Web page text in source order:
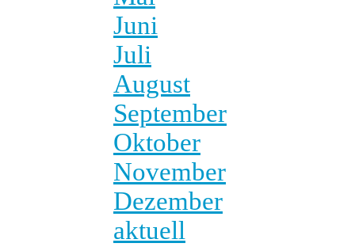
Juni
Juli
August
September
Oktober
November
Dezember
aktuell